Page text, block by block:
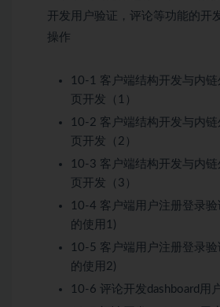
开发用户验证，评论等功能的开
操作
10-1 客户端结构开发与内
页开发（1）
10-2 客户端结构开发与内
页开发（2）
10-3 客户端结构开发与内
页开发（3）
10-4 客户端用户注册登录
的使用1)
10-5 客户端用户注册登录
的使用2)
10-6 评论开发dashboard用